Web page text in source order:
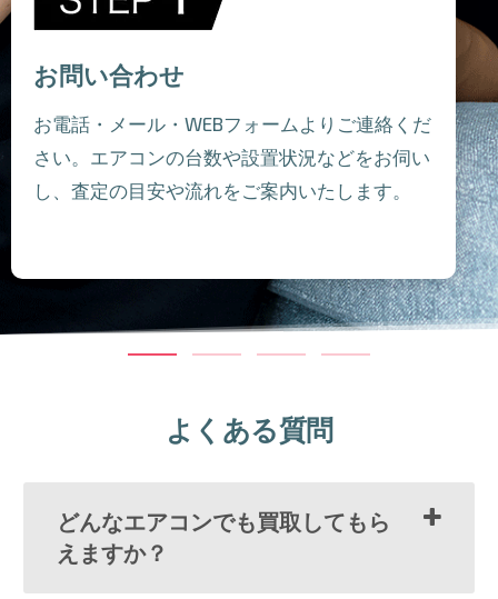
お問い合わせ
お電話・メール・WEBフォームよりご連絡くだ
さい。エアコンの台数や設置状況などをお伺い
し、査定の目安や流れをご案内いたします。
よくある質問
どんなエアコンでも買取してもら
えますか？